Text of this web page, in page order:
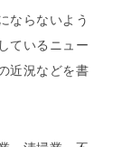
ならないよう
ているニュー
近況などを書